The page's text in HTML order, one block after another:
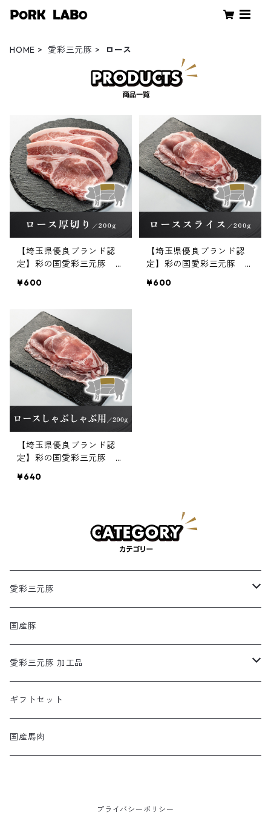
HOME 愛彩三元豚 ロース
【埼玉県優良ブランド認
定】彩の国愛彩三元豚 ロ
×1パック
¥600
【埼玉県優良ブランド認
定】彩の国愛彩三元豚 ロ
0g×1パック
¥600
【埼玉県優良ブランド認
定】彩の国愛彩三元豚 ロ
凍】 200g×1パック
¥640
愛彩三元豚
ロース
モモ
バラ
肩
国産豚
愛彩三元豚 加工品
あらびきシュウマイ
ギフトセット
国産馬肉
プライバシーポリシー